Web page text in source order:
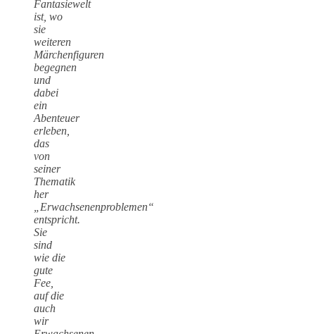
Fantasiewelt
ist, wo
sie
weiteren
Märchenfiguren
begegnen
und
dabei
ein
Abenteuer
erleben,
das
von
seiner
Thematik
her
„Erwachsenenproblemen“
entspricht.
Sie
sind
wie die
gute
Fee,
auf die
auch
wir